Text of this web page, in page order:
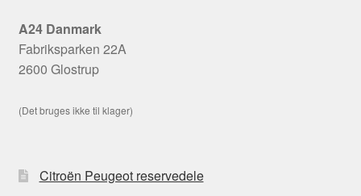
A24 Danmark
Fabriksparken 22A
2600 Glostrup
(Det bruges ikke til klager)
Citroën Peugeot reservedele